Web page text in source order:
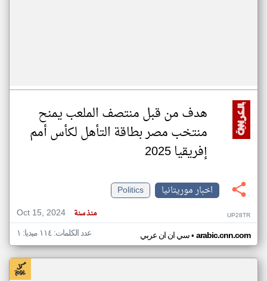
هدف من قبل منتصف الملعب يمنح
منتخب مصر بطاقة التأهل لكأس أمم
إفريقيا 2025
اخبار موريتانيا
Politics
Oct 15, 2024
منذ سنة UP28TR
سي ان ان عربي• arabic.cnn.com عدد الكلمات: ١١٤ ميديا: ١